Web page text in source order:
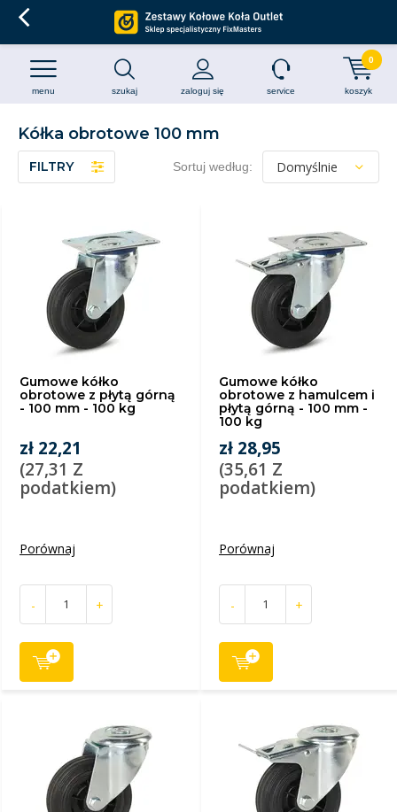
szukaj zaloguj się
menu service koszyk
0
Kółka obrotowe 100 mm
FILTRY Sortuj według:
Gumowe kółko
obrotowe z płytą górną
- 100 mm - 100 kg
zł 22,21
(27,31 Z
podatkiem)
Porównaj
- +
Gumowe kółko
obrotowe z hamulcem i
płytą górną - 100 mm -
100 kg
zł 28,95
(35,61 Z
podatkiem)
Porównaj
- +